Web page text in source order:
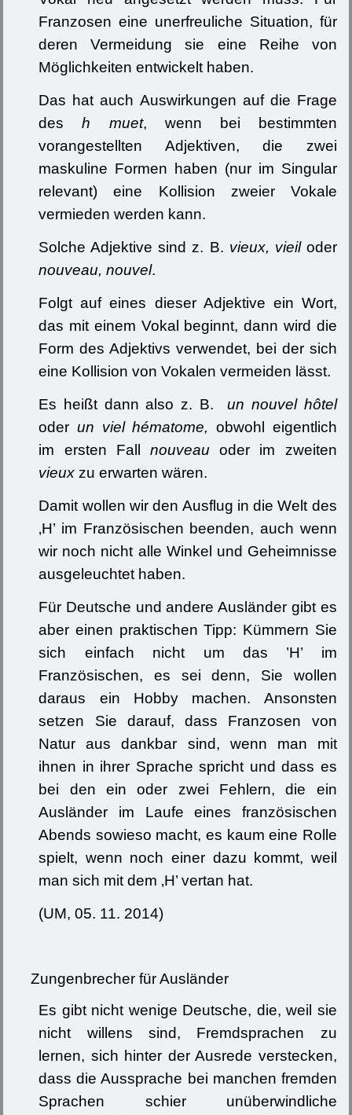
Franzosen eine unerfreuliche Situation, für
deren Vermeidung sie eine Reihe von
Möglichkeiten entwickelt haben.
Das hat auch Auswirkungen auf die Frage
desh muet, wenn bei bestimmten
vorangestellten Adjektiven, die zwei
maskuline Formen haben (nur im Singular
relevant) eine Kollision zweier Vokale
vermieden werden kann.
Solche Adjektive sind z. B. vieux, vieiloder
nouveau, nouvel.
Folgt auf eines dieser Adjektive ein Wort,
das mit einem Vokal beginnt, dann wird die
Form des Adjektivs verwendet, bei der sich
eine Kollision von Vokalen vermeiden lässt.
Es heißt dann also z. B.un nouvel hôtel
oder un viel hématome, obwohl eigentlich
im ersten Fall nouveau oder im zweiten
vieux zu erwarten wären.
Damit wollen wir den Ausflug in die Welt des
‚H’ im Französischen beenden, auch wenn
wir noch nicht alle Winkel und Geheimnisse
ausgeleuchtet haben.
Für Deutsche und andere Ausländer gibt es
aber einen praktischen Tipp: Kümmern Sie
sich einfach nicht um das ’H’ im
Französischen, es sei denn, Sie wollen
daraus ein Hobby machen. Ansonsten
setzen Sie darauf, dass Franzosen von
Natur aus dankbar sind, wenn man mit
ihnen in ihrer Sprache spricht und dass es
bei den ein oder zwei Fehlern, die ein
Ausländer im Laufe eines französischen
Abends sowieso macht, es kaum eine Rolle
spielt, wenn noch einer dazu kommt, weil
man sich mit dem ‚H’ vertan hat.
(UM, 05. 11. 2014)
Zungenbrecher für Ausländer
Es gibt nicht wenige Deutsche, die, weil sie
nicht willens sind, Fremdsprachen zu
lernen, sich hinter der Ausrede verstecken,
dass die Aussprache bei manchen fremden
Sprachen schier unüberwindliche